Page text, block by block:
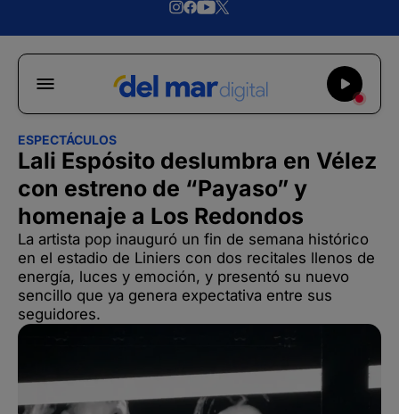
ESPECTÁCULOS
Lali Espósito deslumbra en Vélez
con estreno de “Payaso” y
homenaje a Los Redondos
La artista pop inauguró un fin de semana histórico
en el estadio de Liniers con dos recitales llenos de
energía, luces y emoción, y presentó su nuevo
sencillo que ya genera expectativa entre sus
seguidores.